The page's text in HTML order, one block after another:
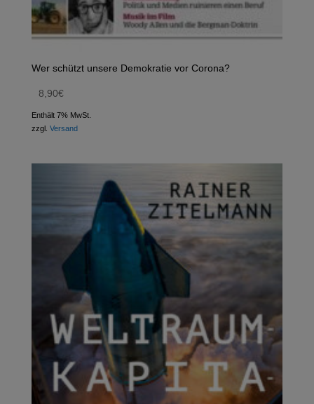
Wer schützt unsere Demokratie vor Corona?
8,90€
Enthält 7% MwSt.
zzgl. Versand